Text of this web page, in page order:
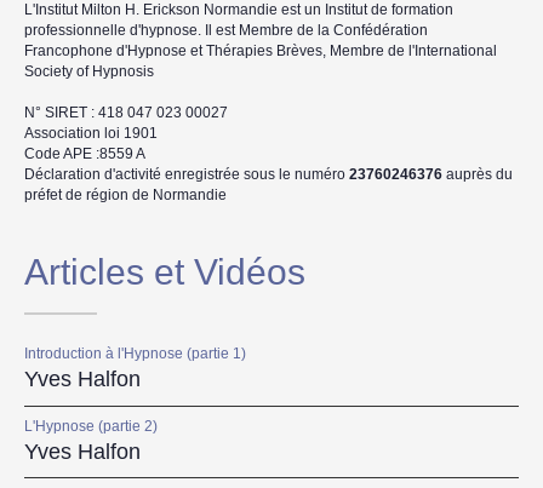
L'Institut Milton H. Erickson Normandie est un Institut de formation
professionnelle d'hypnose. Il est Membre de la Confédération
Francophone d'Hypnose et Thérapies Brèves, Membre de l'International
Society of Hypnosis
N° SIRET : 418 047 023 00027
Association loi 1901
Code APE :8559 A
Déclaration d'activité enregistrée sous le numéro 23760246376 auprès du
préfet de région de Normandie
Articles et Vidéos
Introduction à l'Hypnose (partie 1)
Yves Halfon
L'Hypnose (partie 2)
Yves Halfon